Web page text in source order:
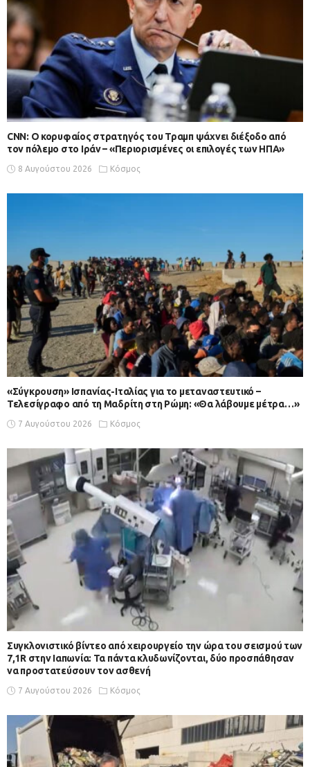
CNN: Ο κορυφαίος στρατηγός του Τραμπ ψάχνει διέξοδο από
τον πόλεμο στο Ιράν – «Περιορισμένες οι επιλογές των ΗΠΑ»
8 Αυγούστου 2026 Κόσμος
«Σύγκρουση» Ισπανίας-Ιταλίας για το μεταναστευτικό –
Τελεσίγραφο από τη Μαδρίτη στη Ρώμη: «Θα λάβουμε μέτρα…»
7 Αυγούστου 2026 Κόσμος
Συγκλονιστικό βίντεο από χειρουργείο την ώρα του σεισμού των
7,1R στην Ιαπωνία: Τα πάντα κλυδωνίζονται, δύο προσπάθησαν
να προστατεύσουν τον ασθενή
7 Αυγούστου 2026 Κόσμος